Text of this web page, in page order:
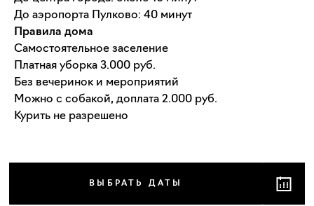
До аэропорта Пулково: 40 минут
Правила дома
Самостоятельное заселение
Платная уборка 3.000 руб.
Без вечеринок и мероприятий
Можно с собакой, доплата 2.000 руб.
Курить не разрешено
ВЫБРАТЬ ДАТЫ